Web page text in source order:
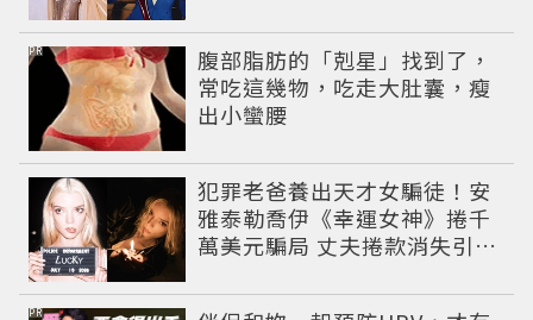
腹部脂肪的「剋星」找到了，
常吃這幾物，吃走大肚囊，瘦
出小蠻腰
PR
犯罪老爸養出天才女騙徒！安
雅泰勒喬伊《幸運女神》捲千
萬美元騙局 丈夫捲款消失引爆
PR